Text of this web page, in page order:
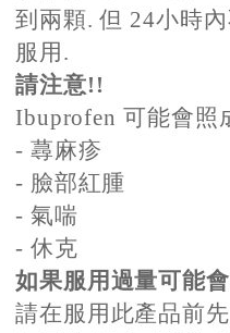
到兩顆. 但 24小時
服用.
請注意!!
Ibuprofen 可能會照
- 蕁麻疹
- 臉部紅腫
- 氣喘
- 休克
如果服用過量可能
請在服用此產品前